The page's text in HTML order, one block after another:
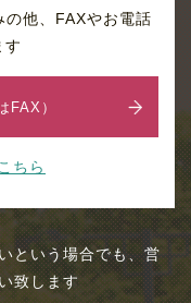
他、FAXやお電話
す
FAX）
ちら
という場合でも、営
致します